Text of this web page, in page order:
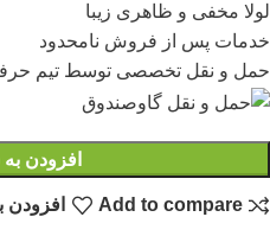
لولا مخفی و ظاهری زیبا
خدمات پس از فروش نامحدود
حمل و نقل تخصصی توسط تیم
افزودن
Add to compare افزودن